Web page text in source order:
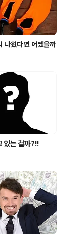
나왔다면 어땠을까
있는 걸까?!!